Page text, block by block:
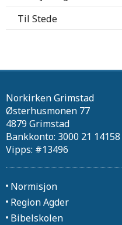
Til Stede
Norkirken Grimstad
Østerhusmonen 77
4879 Grimstad
Bankkonto: 3000 21 14158
Vipps: #13496
Normisjon
Region Agder
Bibelskolen